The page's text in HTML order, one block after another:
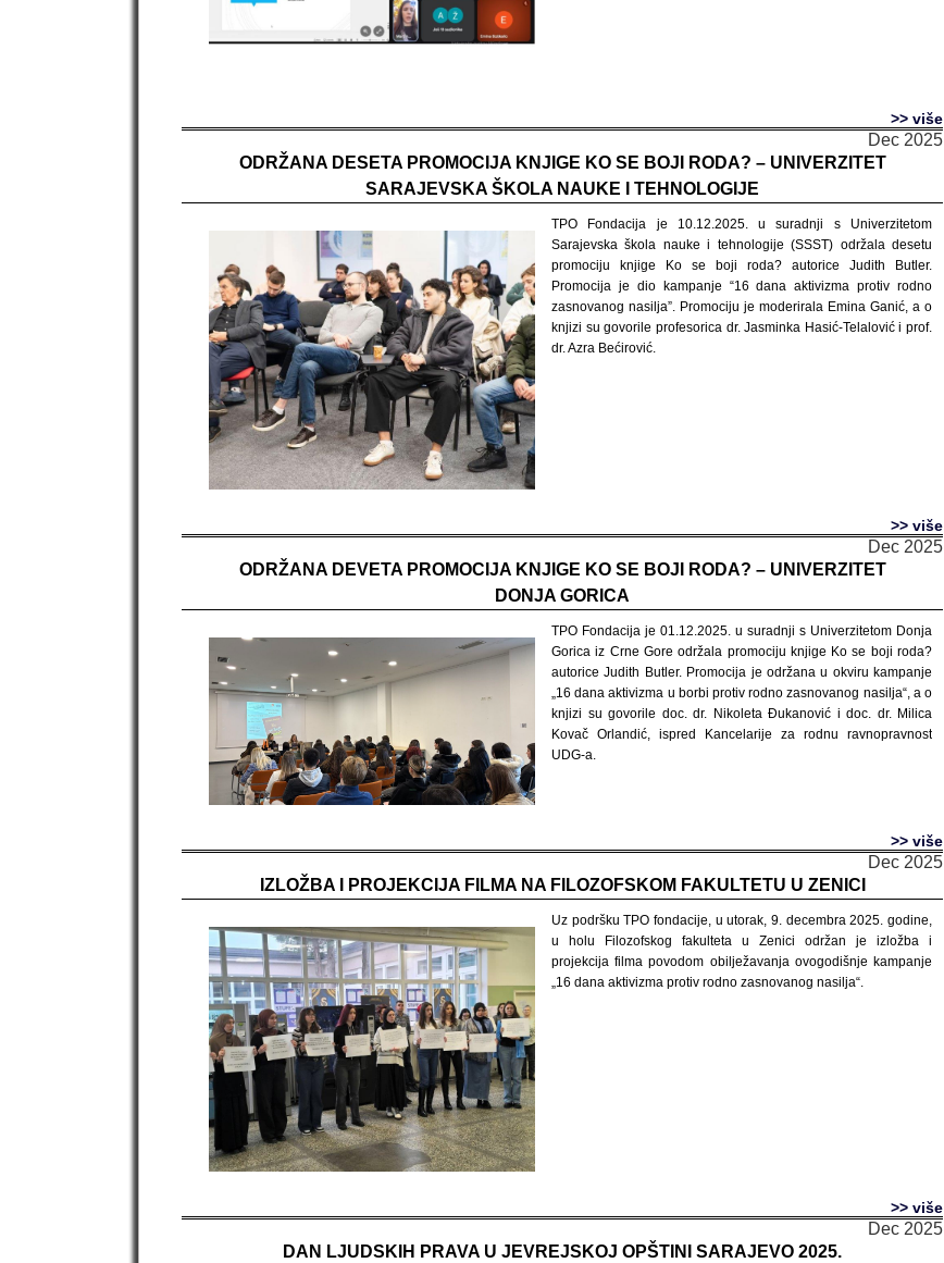
>> više
Dec 2025
ODRŽANA DESETA PROMOCIJA KNJIGE KO SE BOJI RODA? – UNIVERZITET
SARAJEVSKA ŠKOLA NAUKE I TEHNOLOGIJE
TPO Fondacija je 10.12.2025. u suradnji s Univerzitetom
Sarajevska škola nauke i tehnologije (SSST) održala desetu
promociju knjige Ko se boji roda? autorice Judith Butler.
Promocija je dio kampanje “16 dana aktivizma protiv rodno
zasnovanog nasilja”. Promociju je moderirala Emina Ganić, a o
knjizi su govorile profesorica dr. Jasminka Hasić-Telalović i prof.
dr. Azra Bećirović.
>> više
Dec 2025
ODRŽANA DEVETA PROMOCIJA KNJIGE KO SE BOJI RODA? – UNIVERZITET
DONJA GORICA
TPO Fondacija je 01.12.2025. u suradnji s Univerzitetom Donja
Gorica iz Crne Gore održala promociju knjige Ko se boji roda?
autorice Judith Butler. Promocija je održana u okviru kampanje
„16 dana aktivizma u borbi protiv rodno zasnovanog nasilja“, a o
knjizi su govorile doc. dr. Nikoleta Đukanović i doc. dr. Milica
Kovač Orlandić, ispred Kancelarije za rodnu ravnopravnost
UDG-a.
>> više
Dec 2025
IZLOŽBA I PROJEKCIJA FILMA NA FILOZOFSKOM FAKULTETU U ZENICI
Uz podršku TPO fondacije, u utorak, 9. decembra 2025. godine,
u holu Filozofskog fakulteta u Zenici održan je izložba i
projekcija filma povodom obilježavanja ovogodišnje kampanje
„16 dana aktivizma protiv rodno zasnovanog nasilja“.
>> više
Dec 2025
DAN LJUDSKIH PRAVA U JEVREJSKOJ OPŠTINI SARAJEVO 2025.